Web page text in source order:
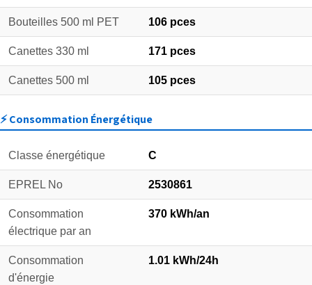
Bouteilles 500 ml PET 106 pces
Canettes 330 ml 171 pces
Canettes 500 ml 105 pces
⚡ Consommation Énergétique
Classe énergétique C
EPREL No 2530861
Consommation
électrique par an
370 kWh/an
Consommation
d'énergie
1.01 kWh/24h